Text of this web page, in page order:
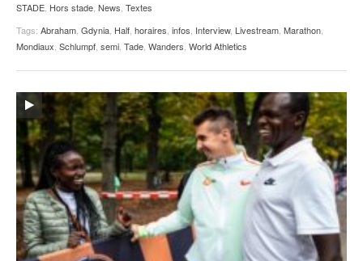
STADE Hors stade News Textes
Tags: Abraham Gdynia Half horaires infos Interview, Livestream Marathon
Mondiaux Schlumpf semi Tade Wanders World Athletics